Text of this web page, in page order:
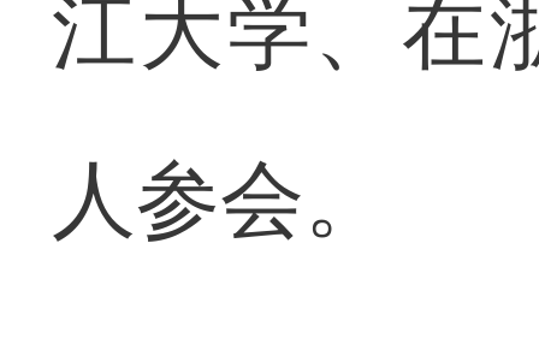
江大学、在
人参会。